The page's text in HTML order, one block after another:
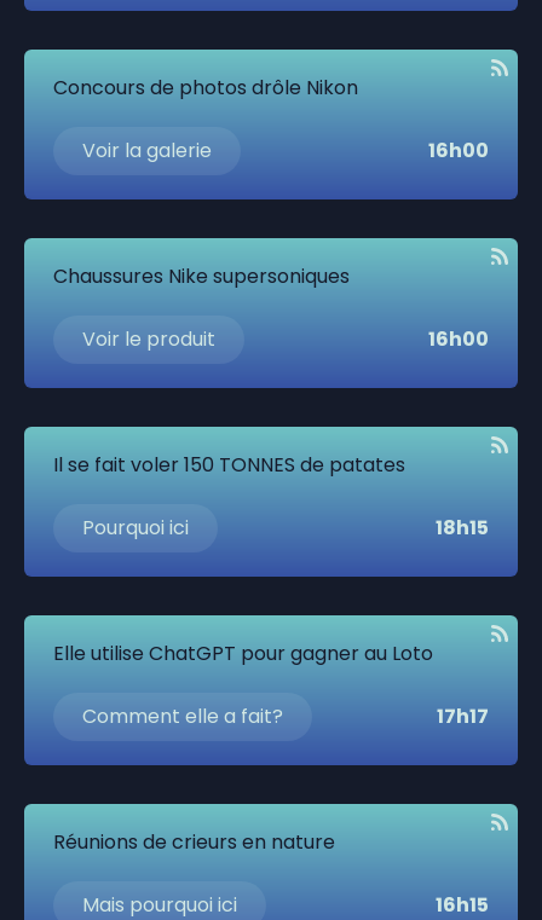
Concours de photos drôle Nikon
Voir la galerie 16h00
Chaussures Nike supersoniques
Voir le produit 16h00
Il se fait voler 150 TONNES de patates
Pourquoi ici 18h15
Elle utilise ChatGPT pour gagner au Loto
Comment elle a fait? 17h17
Réunions de crieurs en nature
Mais pourquoi ici 16h15